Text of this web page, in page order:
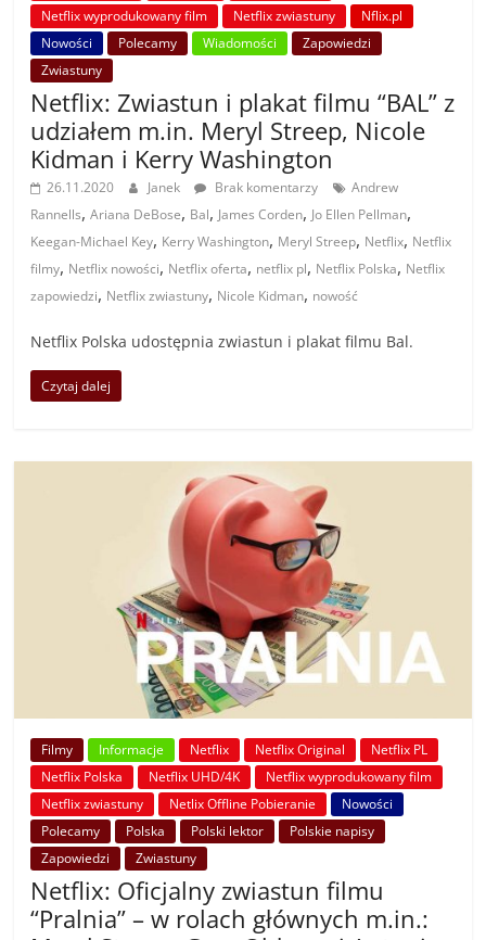
Netflix wyprodukowany film Netflix zwiastuny
Nflix.pl
Nowości
Polecamy Wiadomości
Zapowiedzi
Zwiastuny
Netflix: Zwiastun i plakat filmu “BAL” z
udziałem m.in. Meryl Streep, Nicole
Kidman i Kerry Washington
26.11.2020 Janek Brak komentarzy
Andrew
Rannells,Ariana DeBose, Bal, James Corden, Jo Ellen Pellman,
Keegan-Michael Key, Kerry Washington, Meryl Streep, Netflix, Netflix
filmy, Netflix nowości, Netflix oferta, netflix pl, Netflix Polska, Netflix
zapowiedzi, Netflix zwiastuny, Nicole Kidman, nowość
Netflix Polska udostępnia zwiastun i plakat filmu Bal.
Czytaj dalej
Filmy Informacje Netflix Netflix Original
Netflix PL
Netflix Polska
Netflix UHD/4K
Netflix wyprodukowany film
Netflix zwiastuny
Netlix Offline Pobieranie
Nowości
Polecamy
Polska Polski lektor
Polskie napisy
Zapowiedzi
Zwiastuny
Netflix: Oficjalny zwiastun filmu
“Pralnia” – w rolach głównych m.in.: